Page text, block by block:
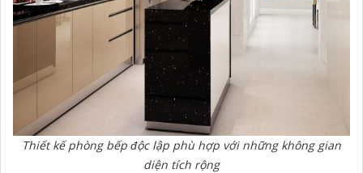
Thiết kế phòng bếp độc lập phù hợp với những không gian
diện tích rộng